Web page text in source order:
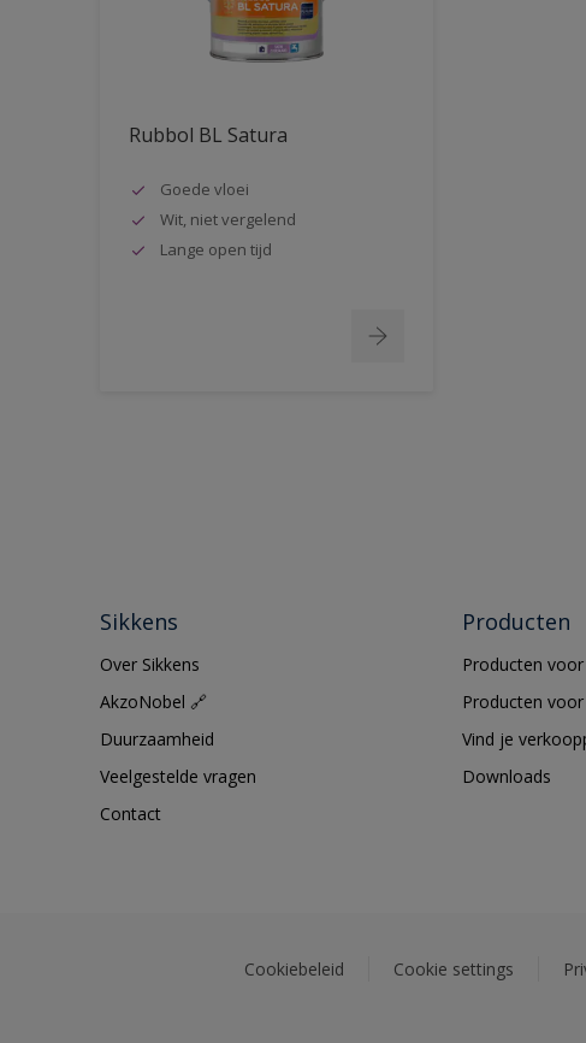
Rubbol BL Satura
Goede vloei
Wit, niet vergelend
Lange open tijd
Sikkens
Over Sikkens
AkzoNobel 🔗
Duurzaamheid
Veelgestelde vragen
Contact
Producten
Producten
Producten
Vind je
Downloads
Cookiebeleid Cookie settings